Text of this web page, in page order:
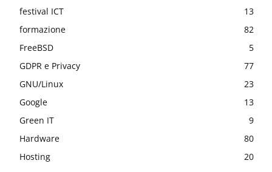
festival ICT
13
formazione
82
FreeBSD
5
GDPR e Privacy
77
GNU/Linux
23
Google
13
Green IT
9
Hardware
80
Hosting
20